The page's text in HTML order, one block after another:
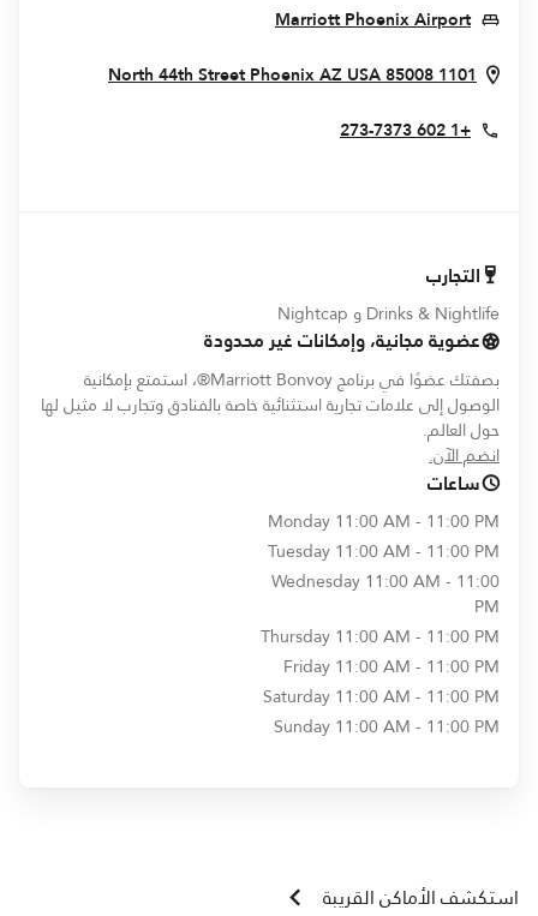
Marriott Phoenix Airport
Opens In New Window
1101 North 44th Street
PhoenixAZUSA85008
Window
+1 602 273-7373
التجارب
Drinks & Nightlife و Nightcap
عضوية مجانية، وإمكانات غير محدودة
بصفتك عضوًا في برنامج Marriott Bonvoy®، استمتع بإمكانية
الوصول إلى علامات تجارية استثنائية خاصة بالفنادق وتجارب لا مثيل لها
حول العالم.
انضم الآن.
ساعات
Monday11:00 AM - 11:00 PM
Tuesday11:00 AM - 11:00 PM
Wednesday11:00 AM - 11:00
PM
Thursday11:00 AM - 11:00 PM
Friday11:00 AM - 11:00 PM
Saturday11:00 AM - 11:00 PM
Sunday11:00 AM - 11:00 PM
استكشف الأماكن القريبة